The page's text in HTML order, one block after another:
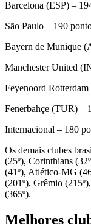
Barcelona (ESP) –
São Paulo – 190
Bayern de Munique
Manchester United
Feyenoord
Fenerbahçe (TUR) –
Internacional – 180
Os demais clubes
(25º), Corinthians
(41º), Atlético-MG
(201º), Grêmio
(365º).
Melhores